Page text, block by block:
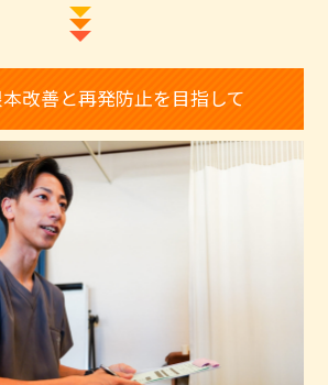
改善と再発防止を目指して